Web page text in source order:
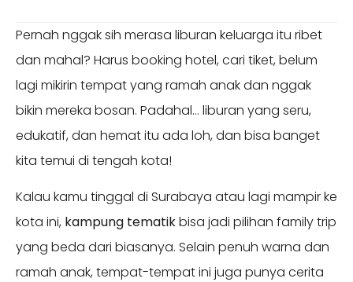
Pernah nggak sih merasa liburan keluarga itu ribet
dan mahal? Harus booking hotel, cari tiket, belum
lagi mikirin tempat yang ramah anak dan nggak
bikin mereka bosan. Padahal… liburan yang seru,
edukatif, dan hemat itu ada loh, dan bisa banget
kita temui di tengah kota!
Kalau kamu tinggal di Surabaya atau lagi mampir ke
kota ini, kampung tematikbisa jadi pilihan family trip
yang beda dari biasanya. Selain penuh warna dan
ramah anak, tempat-tempat ini juga punya cerita